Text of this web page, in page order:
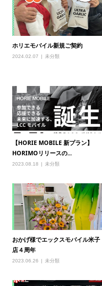
ホリエモバイル新規ご契約
2024.02.07 未分類
【HORIE MOBILE 新プラン】
HORIMOリリースの...
2023.08.18 未分類
おかげ様でエックスモバイル米子
店４周年
2023.06.26 未分類